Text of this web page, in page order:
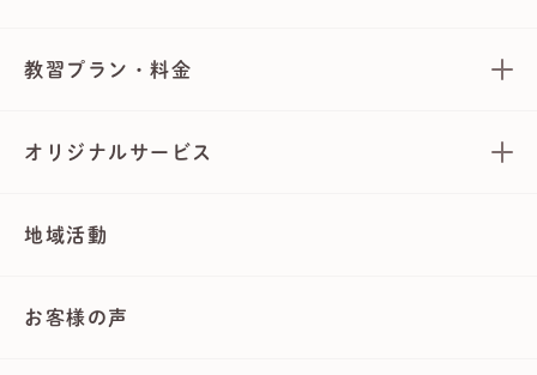
教習プラン・料金
オリジナルサービス
地域活動
お客様の声